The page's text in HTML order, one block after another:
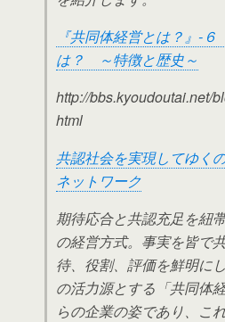
『共同体経営とは？』-
は？ ～特徴と歴史～
http://bbs.kyoudoutai.net/
html
共認社会を実現してゆく
ネットワーク
期待応合と共認充足を紐
の経営方式。事実を皆で
待、役割、評価を鮮明に
の活力源とする「共同体
らの企業の姿であり、こ